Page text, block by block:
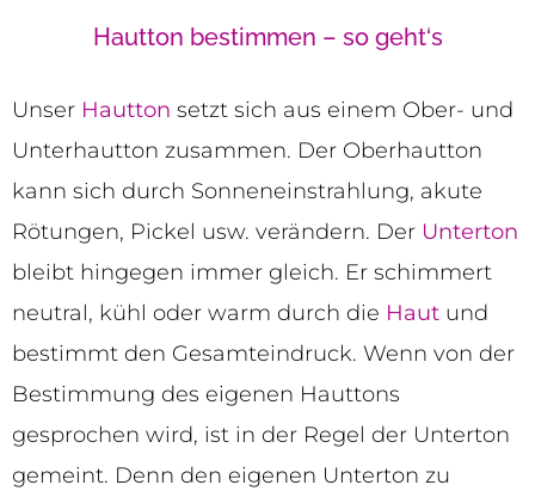
Hautton bestimmen – so geht‘s
Unser Hautton setzt sich aus einem Ober- und
Unterhautton zusammen. Der Oberhautton
kann sich durch Sonneneinstrahlung, akute
Rötungen, Pickel usw. verändern. Der Unterton
bleibt hingegen immer gleich. Er schimmert
neutral, kühl oder warm durch die Haut und
bestimmt den Gesamteindruck. Wenn von der
Bestimmung des eigenen Hauttons
gesprochen wird, ist in der Regel der Unterton
gemeint. Denn den eigenen Unterton zu